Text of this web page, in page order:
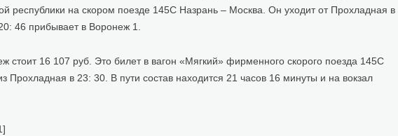
республики на скором поезде 145С Назрань – Москва. Он уходит от Прохладная в
46 прибывает в Воронеж 1.
стоит 16 107 руб. Это билет в вагон «Мягкий» фирменного скорого поезда 145С
Прохладная в 23: 30. В пути состав находится 21 часов 16 минуты и на вокзал